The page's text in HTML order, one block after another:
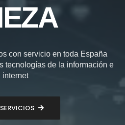
con servicio en toda España
tecnologías de la información e
internet